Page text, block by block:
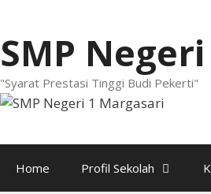
SMP
"Syarat Prestasi Tinggi Budi Pekerti"
Home Profil Sekolah